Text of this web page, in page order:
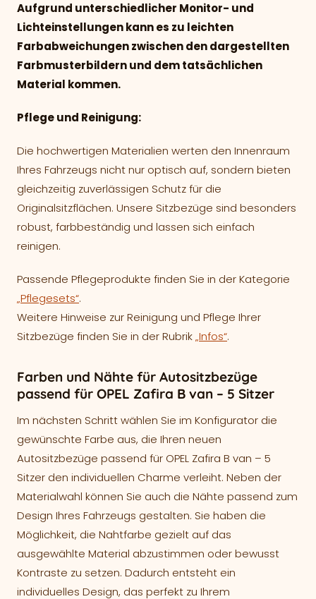
Aufgrund unterschiedlicher Monitor- und
Lichteinstellungen kann es zu leichten
Farbabweichungen zwischen den dargestellten
Farbmusterbildern und dem tatsächlichen
Material kommen.
Pflege und Reinigung:
Die hochwertigen Materialien werten den Innenraum
Ihres Fahrzeugs nicht nur optisch auf, sondern bieten
gleichzeitig zuverlässigen Schutz für die
Originalsitzflächen. Unsere Sitzbezüge sind besonders
robust, farbbeständig und lassen sich einfach
reinigen.
Passende Pflegeprodukte finden Sie in der Kategorie
„Pflegesets“.
Weitere Hinweise zur Reinigung und Pflege Ihrer
Sitzbezüge finden Sie in der Rubrik„Infos“.
Farben und Nähte für Autositzbezüge
passend für OPEL Zafira B van – 5 Sitzer
Im nächsten Schritt wählen Sie im Konfigurator die
gewünschte Farbe aus, die Ihren neuen
Autositzbezüge passend für OPEL Zafira B van – 5
Sitzer den individuellen Charme verleiht. Neben der
Materialwahl können Sie auch die Nähte passend zum
Design Ihres Fahrzeugs gestalten. Sie haben die
Möglichkeit, die Nahtfarbe gezielt auf das
ausgewählte Material abzustimmen oder bewusst
Kontraste zu setzen. Dadurch entsteht ein
individuelles Design, das perfekt zu Ihrem